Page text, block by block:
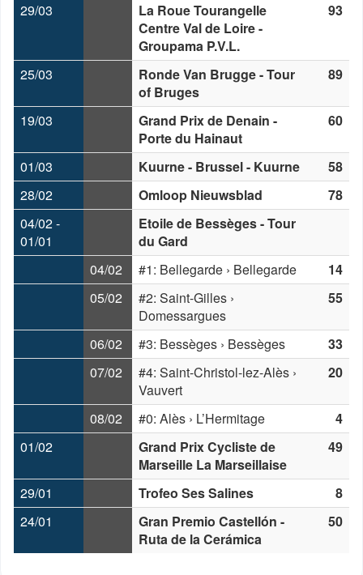
29/03
La Roue Tourangelle
Centre Val de Loire -
Groupama P.V.L.
93
25/03
Ronde Van Brugge - Tour
of Bruges
89
19/03
Grand Prix de Denain -
Porte du Hainaut
60
01/03 Kuurne - Brussel - Kuurne
58
28/02
Omloop Nieuwsblad
78
04/02 -
01/01
Etoile de Bessèges - Tour
du Gard
04/02
#1: Bellegarde › Bellegarde
14
05/02
#2: Saint-Gilles ›
Domessargues
55
06/02 #3: Bessèges › Bessèges
33
07/02
#4: Saint-Christol-lez-Alès ›
Vauvert
20
08/02 #0: Alès › L’Hermitage
4
01/02
Grand Prix Cycliste de
Marseille La Marseillaise
49
29/01 Trofeo Ses Salines
8
24/01
Gran Premio Castellón -
Ruta de la Cerámica
50